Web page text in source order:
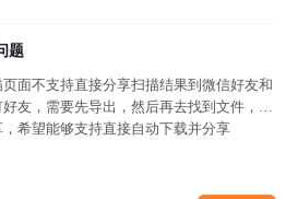
题
页面不支持直接分享扫描结果到微信好友和
好友，需要先导出，然后再去找到文件，再
，希望能够支持直接自动下载并分享